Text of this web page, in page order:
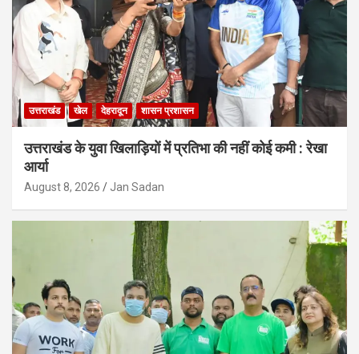
उत्तराखंड खेल देहरादून शासन प्रशासन
उत्तराखंड के युवा खिलाड़ियों में प्रतिभा की नहीं कोई कमी : रेखा
आर्या
August 8, 2026 Jan Sadan